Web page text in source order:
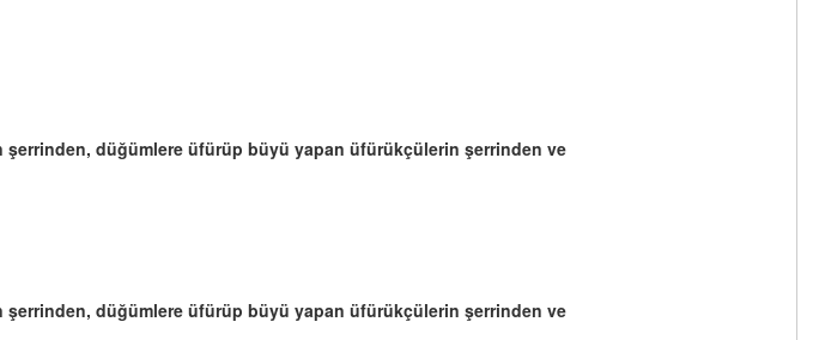
şerrinden, düğümlere üfürüp büyü yapan üfürükçülerin şerrinden ve
şerrinden, düğümlere üfürüp büyü yapan üfürükçülerin şerrinden ve